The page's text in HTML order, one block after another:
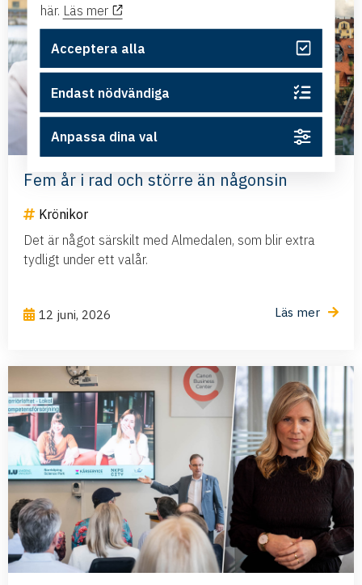
Fem år i rad och större än någonsin
Krönikor
Det är något särskilt med Almedalen, som blir extra
tydligt under ett valår.
12 juni, 2026 Läs mer
här. Läs mer
Acceptera alla
Endast nödvändiga
Anpassa dina val